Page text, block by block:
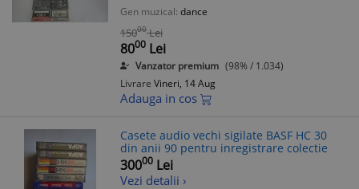
Gen muzical: dance
15000 Lei
8000 Lei
Vanzator premium (98% / 1.034)
Livrare Vineri, 14 Aug
Adauga in cos
Casete audio vechi sigilate BASF HC 30
din anii 90 pentru inregistrare colectie
30000 Lei
Vezi detalii ›